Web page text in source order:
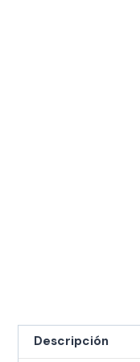
Descripción